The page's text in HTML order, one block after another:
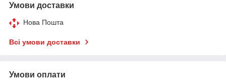
Умови доставки
Нова Пошта
Всі умови доставки
Умови оплати